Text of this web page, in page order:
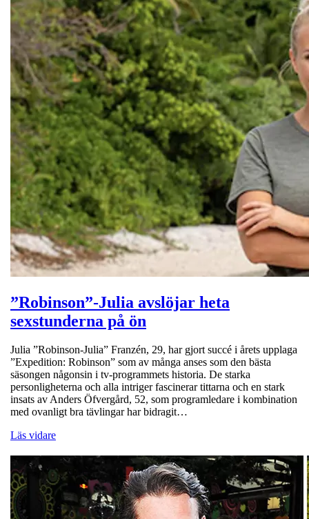
”Robinson”-Julia avslöjar heta
sexstunderna på ön
Julia ”Robinson-Julia” Franzén, 29, har gjort succé i årets upplaga
”Expedition: Robinson” som av många anses som den bästa
säsongen någonsin i tv-programmets historia. De starka
personligheterna och alla intriger fascinerar tittarna och en stark
insats av Anders Öfvergård, 52, som programledare i kombination
med ovanligt bra tävlingar har bidragit…
Läs vidare